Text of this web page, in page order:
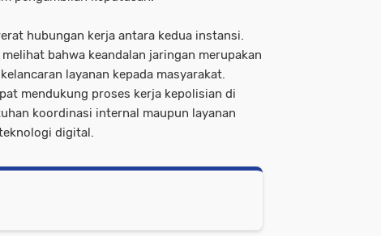
hubungan kerja antara kedua instansi.
bahwa keandalan jaringan merupakan
layanan kepada masyarakat.
mendukung proses kerja kepolisian di
koordinasi internal maupun layanan
digital.